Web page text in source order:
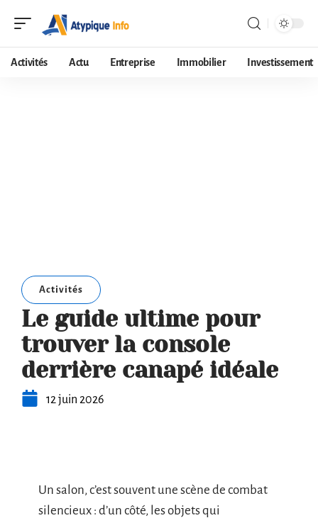
Activités Actu Entreprise Immobilier Investissement
Activités
Le guide ultime pour
trouver la console
derrière canapé idéale
12 juin 2026
Un salon, c’est souvent une scène de combat
silencieux : d’un côté, les objets qui